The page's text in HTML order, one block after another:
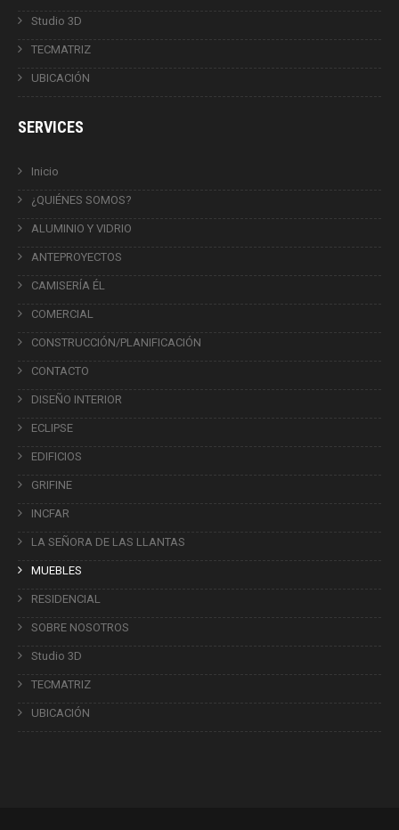
Studio 3D
TECMATRIZ
UBICACIÓN
SERVICES
Inicio
¿QUIÉNES SOMOS?
ALUMINIO Y VIDRIO
ANTEPROYECTOS
CAMISERÍA ÉL
COMERCIAL
CONSTRUCCIÓN/PLANIFICACIÓN
CONTACTO
DISEÑO INTERIOR
ECLIPSE
EDIFICIOS
GRIFINE
INCFAR
LA SEÑORA DE LAS LLANTAS
MUEBLES
RESIDENCIAL
SOBRE NOSOTROS
Studio 3D
TECMATRIZ
UBICACIÓN